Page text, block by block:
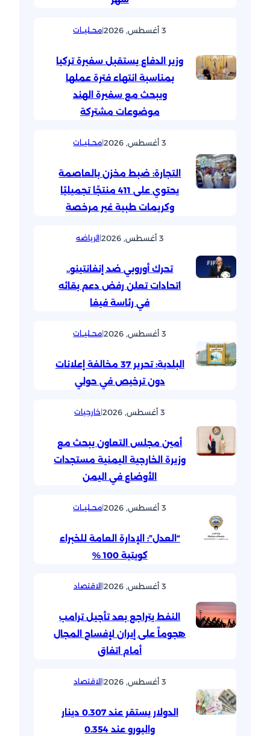
3 أغسطس, 2026 |محــليــات
وزير الدفاع يستقبل سفيرة تركيا
بمناسبة انتهاء فترة عملها
ويبحث مع سفيرة الهند
موضوعات مشتركة
3 أغسطس, 2026 |محــليــات
التجارة: ضبط مخزن بالعاصمة
يحتوي على 411 منتجًا تجميليًا
وكريمات طبية غير مرخصة
3 أغسطس, 2026 |الرياضه
تحرك أوروبي ضد إنفانتينو..
اتحادات تعلن رفض دعم بقائه
في رئاسة فيفا
3 أغسطس, 2026 |محــليــات
البلدية: تحرير 37 مخالفة إعلانات
دون ترخيص في حولي
3 أغسطس, 2026 |خارجيات
أمين مجلس التعاون يبحث مع
وزيرة الخارجية اليمنية مستجدات
الأوضاع في اليمن
3 أغسطس, 2026 |محــليــات
“العدل”: الإدارة العامة للخبراء
كويتية 100 %
3 أغسطس, 2026 |الاقتصاد
النفط يتراجع بعد تأجيل ترامب
هجوماً على إيران لإفساح المجال
أمام اتفاق
3 أغسطس, 2026 |الاقتصاد
الدولار يستقر عند 0.307 دينار
واليورو عند 0.354